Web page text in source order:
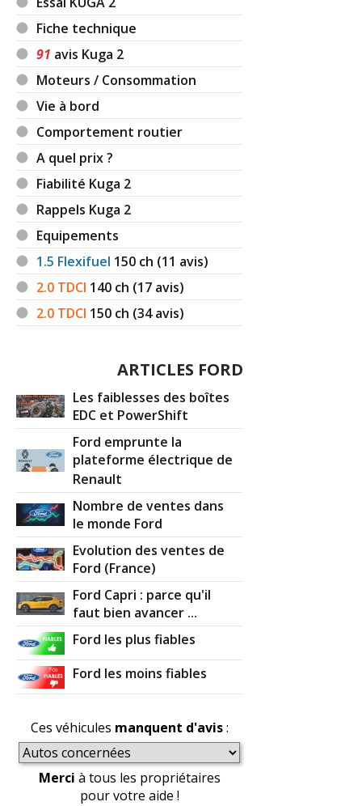
Fiche technique
91 avis Kuga 2
Moteurs / Consommation
Vie à bord
Comportement routier
A quel prix ?
Fiabilité Kuga 2
Rappels Kuga 2
Equipements
1.5 Flexifuel 150 ch (11 avis)
2.0 TDCI 140 ch (17 avis)
2.0 TDCI 150 ch (34 avis)
ARTICLES FORD
Les faiblesses des boîtes
EDC et PowerShift
Ford emprunte la
plateforme électrique de
Renault
Nombre de ventes dans
le monde Ford
Evolution des ventes de
Ford (France)
Ford Capri : parce qu'il
faut bien avancer ...
Ford les plus fiables
Ford les moins fiables
Ces véhicules manquent d'avis:
Merci à tous les propriétaires
pour votre aide !